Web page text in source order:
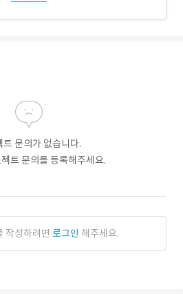
트 문의가 없습니다.
트 문의를 등록해주세요.
작성하려면 로그인 해주세요.